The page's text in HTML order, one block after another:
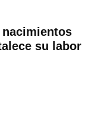
nacimientos
su labor